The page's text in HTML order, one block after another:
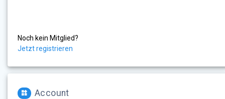
Noch kein Mitglied?
Jetzt registrieren
Account